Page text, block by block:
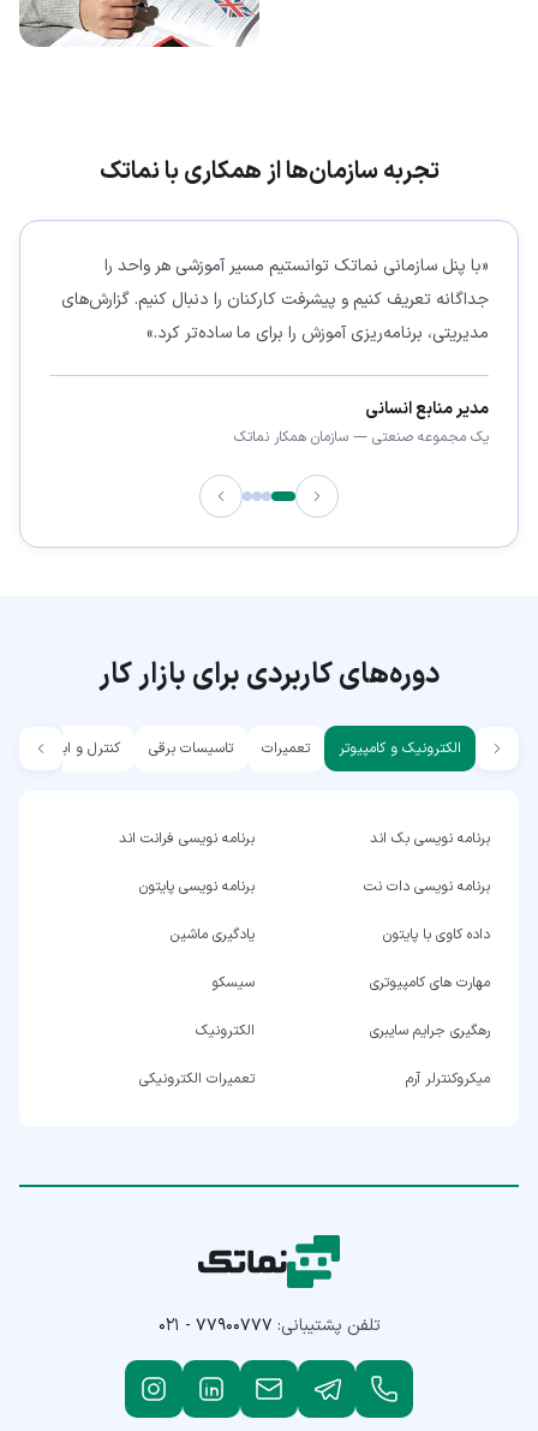
تجربه سازمان‌ها از همکاری با نماتک
«با پنل سازمانی نماتک توانستیم مسیر آموزشی هر واحد را
جداگانه تعریف کنیم و پیشرفت کارکنان را دنبال کنیم. گزارش‌های
مدیریتی، برنامه‌ریزی آموزش را برای ما ساده‌تر کرد.»
مدیر منابع انسانی
یک مجموعه صنعتی — سازمان همکار نماتک
دوره‌های کاربردی برای بازار کار
الکترونیک و کامپیوتر تعمیرات تاسیسات برقی کنترل و ابزار دقیق
برنامه نویسی بک اند برنامه نویسی فرانت اند
برنامه نویسی دات نت برنامه نویسی پایتون
داده کاوی با پایتون یادگیری ماشین
مهارت های کامپیوتری سیسکو
رهگیری جرایم سایبری الکترونیک
میکروکنترلر آرم تعمیرات الکترونیکی
تلفن پشتیبانی: ۰۲۱ - ۷۷۹۰۰۷۷۷